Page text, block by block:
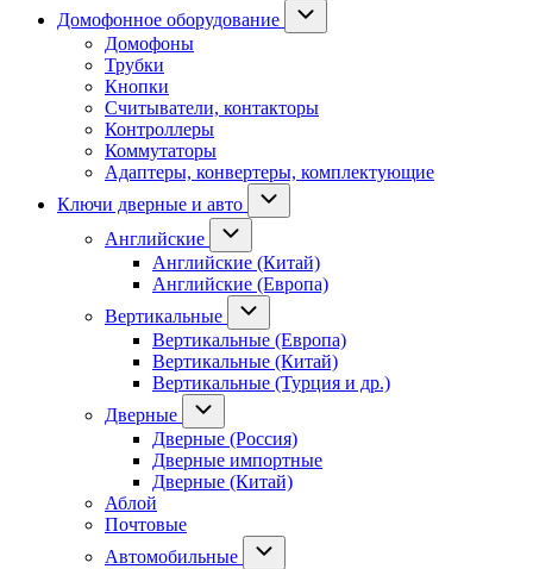
Домофонное оборудование
Домофоны
Трубки
Кнопки
Считыватели, контакторы
Контроллеры
Коммутаторы
Адаптеры, конвертеры, комплектующие
Ключи дверные и авто
Английские
Английские (Китай)
Английские (Европа)
Вертикальные
Вертикальные (Европа)
Вертикальные (Китай)
Вертикальные (Турция и др.)
Дверные
Дверные (Россия)
Дверные импортные
Дверные (Китай)
Аблой
Почтовые
Автомобильные